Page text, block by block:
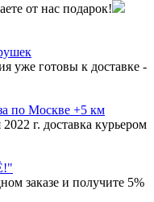
от нас подарок!
уже готовы к доставке -
по Москве +5 км
г. доставка курьером
заказе и получите 5%